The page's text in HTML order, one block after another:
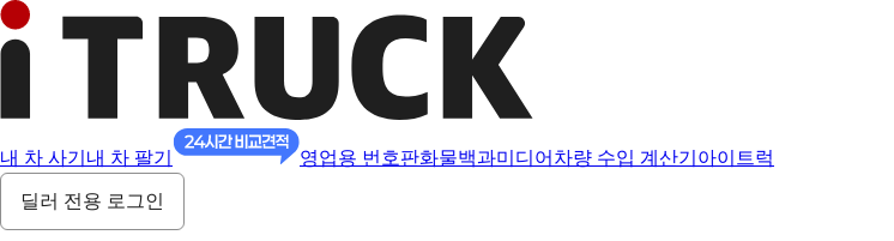
내 차 사기 내 차 팔기 영업용 번호판화물백과미디어 차량 수입 계산기 아이트럭
딜러 전용 로그인